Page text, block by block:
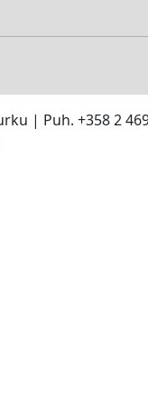
| Puh. +358 2